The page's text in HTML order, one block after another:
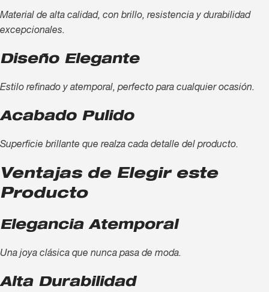
Material de alta calidad, con brillo, resistencia y durabilidad
excepcionales.
Diseño Elegante
Estilo refinado y atemporal, perfecto para cualquier ocasión.
Acabado Pulido
Superficie brillante que realza cada detalle del producto.
Ventajas de Elegir este
Producto
Elegancia Atemporal
Una joya clásica que nunca pasa de moda.
Alta Durabilidad